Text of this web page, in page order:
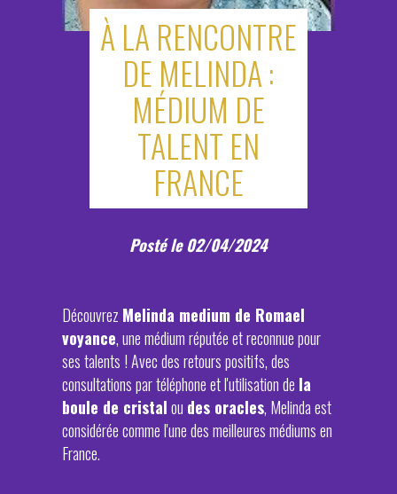
À LA RENCONTRE
DE MELINDA :
MÉDIUM DE
TALENT EN
FRANCE
Posté le 02/04/2024
Découvrez Melinda medium de Romael
voyance, une médium réputée et reconnue pour
ses talents ! Avec des retours positifs, des
consultations par téléphone et l'utilisation de la
boule de cristalou des oracles, Melinda est
considérée comme l'une des meilleures médiums en
France.